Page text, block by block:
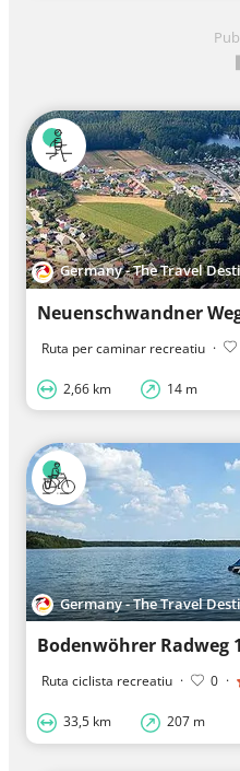
Germany - The Travel
Neuenschwandner
Ruta per caminar recreatiu ·
2,66 km 14 m
Germany - The Travel
Ruta ciclista recreatiu · 0 ·
33,5 km 207 m